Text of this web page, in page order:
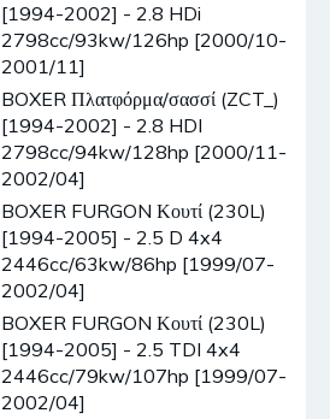
[1994-2002] - 2.8 HDi
2798cc/93kw/126hp [2000/10-
2001/11]
BOXER Πλατφόρμα/σασσί (ZCT_)
[1994-2002] - 2.8 HDI
2798cc/94kw/128hp [2000/11-
2002/04]
BOXER FURGON Κουτί (230L)
[1994-2005] - 2.5 D 4x4
2446cc/63kw/86hp [1999/07-
2002/04]
BOXER FURGON Κουτί (230L)
[1994-2005] - 2.5 TDI 4x4
2446cc/79kw/107hp [1999/07-
2002/04]